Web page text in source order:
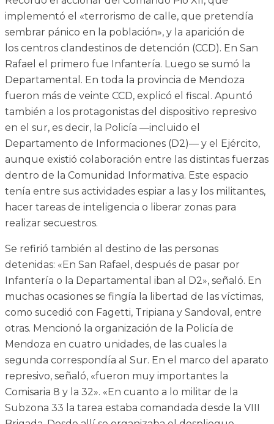
implementó el «terrorismo de calle, que pretendía
sembrar pánico en la población», y la aparición de
los centros clandestinos de detención (CCD). En San
Rafael el primero fue Infantería. Luego se sumó la
Departamental. En toda la provincia de Mendoza
fueron más de veinte CCD, explicó el fiscal. Apuntó
también a los protagonistas del dispositivo represivo
en el sur, es decir, la Policía —incluido el
Departamento de Informaciones (D2)— y el Ejército,
aunque existió colaboración entre las distintas fuerzas
dentro de la Comunidad Informativa. Este espacio
tenía entre sus actividades espiar a las y los militantes,
hacer tareas de inteligencia o liberar zonas para
realizar secuestros.
Se refirió también al destino de las personas
detenidas: «En San Rafael, después de pasar por
Infantería o la Departamental iban al D2», señaló. En
muchas ocasiones se fingía la libertad de las víctimas,
como sucedió con Fagetti, Tripiana y Sandoval, entre
otras. Mencionó la organización de la Policía de
Mendoza en cuatro unidades, de las cuales la
segunda correspondía al Sur. En el marco del aparato
represivo, señaló, «fueron muy importantes la
Comisaria 8 y la 32». «En cuanto a lo militar de la
Subzona 33 la tarea estaba comandada desde la VIII